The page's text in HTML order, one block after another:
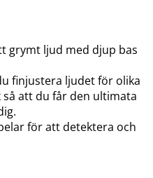
grymt ljud med djup bas
finjustera ljudet för olika
att du får den ultimata
för att detektera och